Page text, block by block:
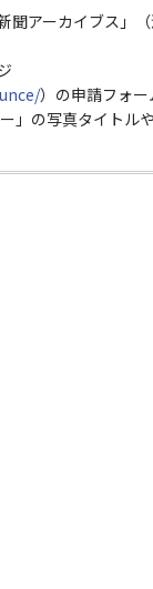
聞アーカイブス」
）の申請フォ
」の写真タイトル